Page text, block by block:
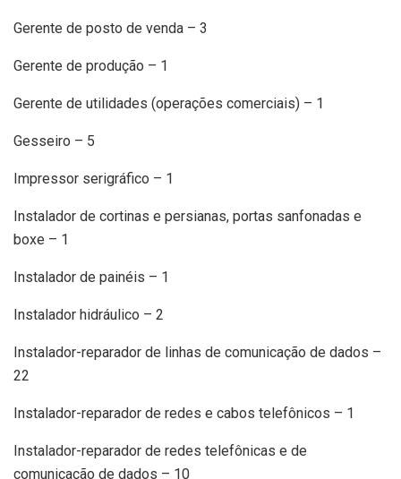
Gerente de posto de venda – 3
Gerente de produção – 1
Gerente de utilidades (operações comerciais) – 1
Gesseiro – 5
Impressor serigráfico – 1
Instalador de cortinas e persianas, portas sanfonadas e
boxe – 1
Instalador de painéis – 1
Instalador hidráulico – 2
Instalador-reparador de linhas de comunicação de dados –
22
Instalador-reparador de redes e cabos telefônicos – 1
Instalador-reparador de redes telefônicas e de
comunicação de dados – 10